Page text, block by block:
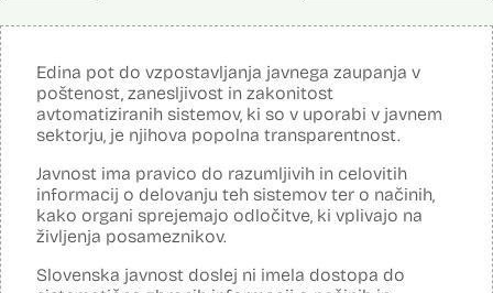
Edina pot do vzpostavljanja javnega zaupanja v
poštenost, zanesljivost in zakonitost
avtomatiziranih sistemov, ki so v uporabi v javnem
sektorju, je njihova popolna transparentnost.
Javnost ima pravico do razumljivih in celovitih
informacij o delovanju teh sistemov ter o načinih,
kako organi sprejemajo odločitve, ki vplivajo na
življenja posameznikov.
Slovenska javnost doslej ni imela dostopa do